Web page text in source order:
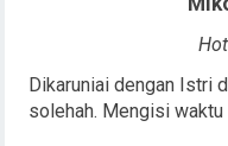
Dikaruniai dengan Istri
solehah. Mengisi